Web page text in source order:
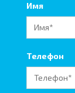
Имя
Телефон